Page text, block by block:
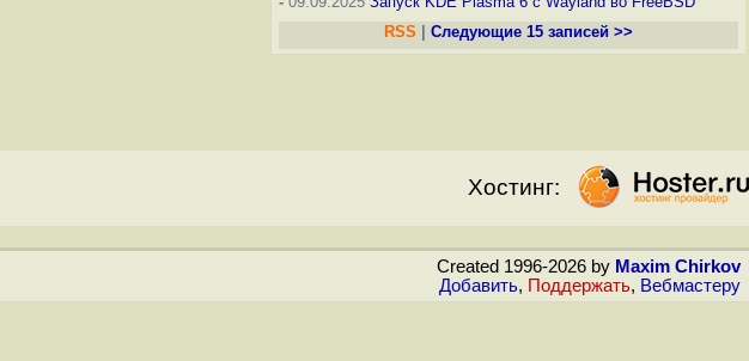
RSS
Следующие 15 записей >>
Хостинг:
Created 1996-2026 by Maxim Chirkov
Добавить, Поддержать, Вебмастеру